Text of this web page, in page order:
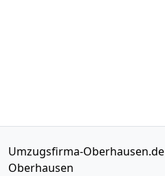
Umzugsfirma-Oberhausen.de
Oberhausen